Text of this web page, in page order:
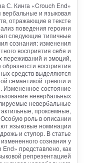
С. Кинга «Crouch End»
и языковая
отражающие в тексте
поведения героини
следующие типичные
сознания: изменения
восприятия себя и
переживаний и эмоций,
восприятия
средств выделяются
семантикой тревоги и
Измененное состояние
невербальных
невербальные
проксемные,
роль в описании
языковые номинации
и ступор. В статье
сознания у
End» представлено, как
репрезентацией